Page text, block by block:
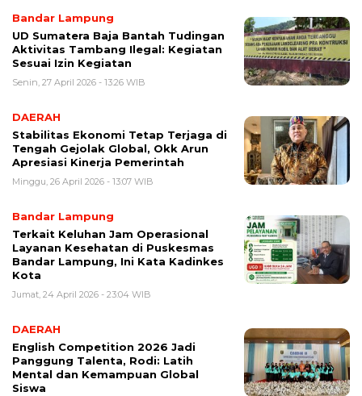
Bandar Lampung
UD Sumatera Baja Bantah Tudingan
Aktivitas Tambang Ilegal: Kegiatan
Sesuai Izin Kegiatan
Senin, 27 April 2026 - 13:26 WIB
DAERAH
Stabilitas Ekonomi Tetap Terjaga di
Tengah Gejolak Global, Okk Arun
Apresiasi Kinerja Pemerintah
Minggu, 26 April 2026 - 13:07 WIB
Bandar Lampung
Terkait Keluhan Jam Operasional
Layanan Kesehatan di Puskesmas
Bandar Lampung, Ini Kata Kadinkes
Kota
Jumat, 24 April 2026 - 23:04 WIB
DAERAH
English Competition 2026 Jadi
Panggung Talenta, Rodi: Latih
Mental dan Kemampuan Global
Siswa